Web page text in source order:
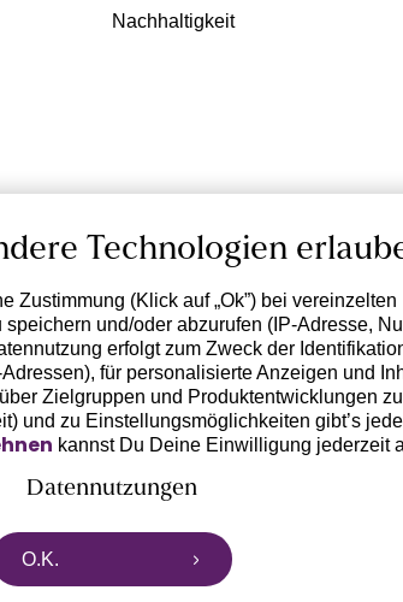
Nachhaltigkeit
Technologien
Zustimmung (Klick auf „Ok”) bei vereinzelten
und/oder abzurufen (IP-Adresse,
erfolgt zum Zweck der
für personalisierte Anzeigen und
Zielgruppen und Produktentwicklungen
und zu Einstellungsmöglichkeiten gibt’s
kannst Du Deine Einwilligung jederzeit
Datennutzungen
von deinem Endgerät abgerufene Daten
zur Aussteuerung unserer Werbung
O.K.